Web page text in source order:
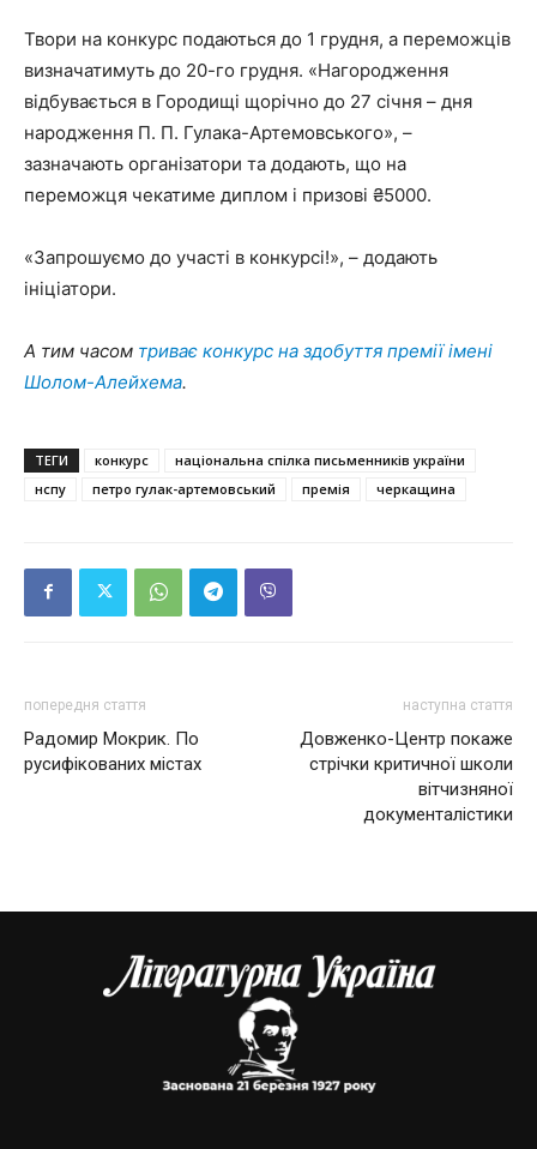
Твори на конкурс подаються до 1 грудня, а переможців
визначатимуть до 20-го грудня. «Нагородження
відбувається в Городищі щорічно до 27 січня – дня
народження П. П. Гулака-Артемовського», –
зазначають організатори та додають, що на
переможця чекатиме диплом і призові ₴5000.
«Запрошуємо до участі в конкурсі!», – додають
ініціатори.
А тим часом триває конкурс на здобуття премії імені
Шолом-Алейхема.
ТЕГИ конкурс
національна спілка письменників україни
нспу
петро гулак-артемовський премія черкащина
попередня стаття
Радомир Мокрик. По
русифікованих містах
наступна стаття
Довженко-Центр покаже
стрічки критичної школи
вітчизняної
документалістики